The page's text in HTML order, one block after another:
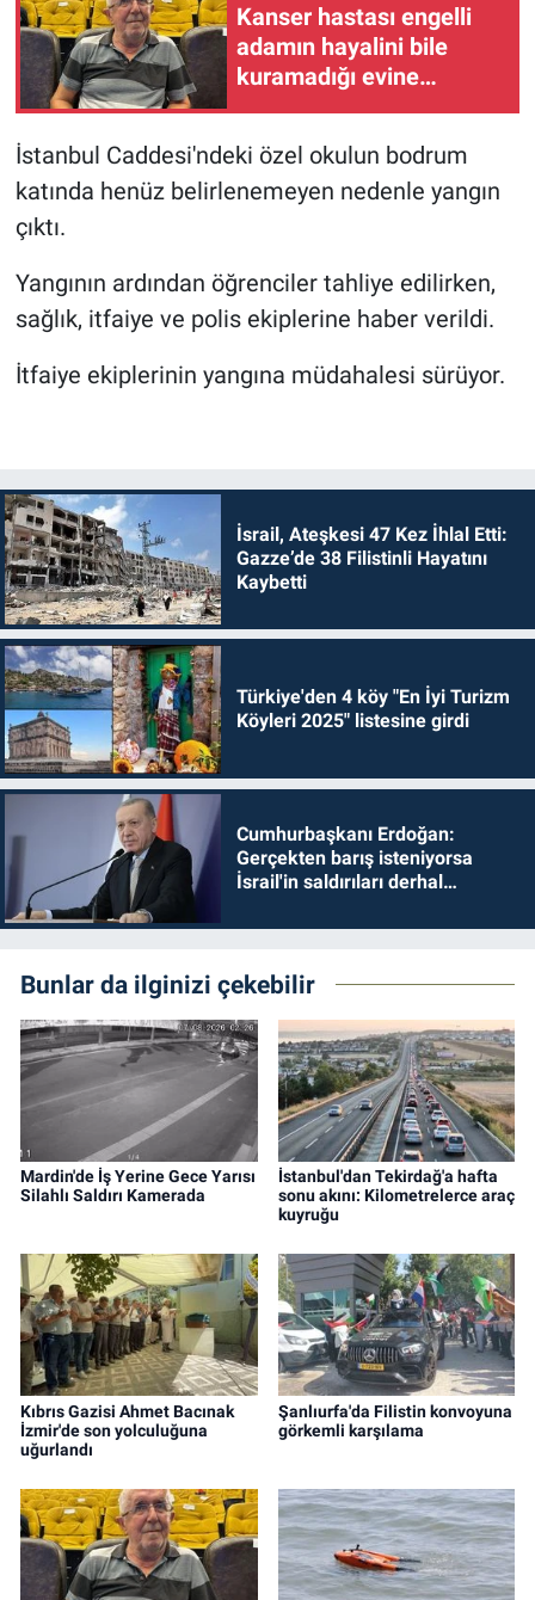
Kanser hastası engelli
adamın hayalini bile
kuramadığı evine
İstanbul Caddesi'ndeki özel okulun bodrum
katında henüz belirlenemeyen nedenle yangın
çıktı.
Yangının ardından öğrenciler tahliye edilirken,
sağlık, itfaiye ve polis ekiplerine haber verildi.
İtfaiye ekiplerinin yangına müdahalesi sürüyor.
İsrail, Ateşkesi 47 Kez İhlal Etti:
Gazze’de 38 Filistinli Hayatını
Kaybetti
Türkiye'den 4 köy "En İyi Turizm
Köyleri 2025" listesine girdi
Cumhurbaşkanı Erdoğan:
Gerçekten barış isteniyorsa
İsrail'in saldırıları derhal
Bunlar da ilginizi çekebilir
Mardin'de İş Yerine Gece Yarısı
Silahlı Saldırı Kamerada
İstanbul'dan Tekirdağ'a hafta
sonu akını: Kilometrelerce araç
kuyruğu
Kıbrıs Gazisi Ahmet Bacınak
İzmir'de son yolculuğuna
uğurlandı
Şanlıurfa'da Filistin konvoyuna
görkemli karşılama